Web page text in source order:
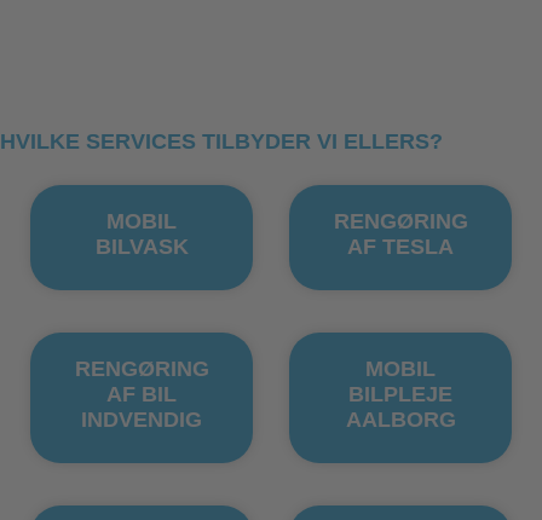
HVILKE SERVICES TILBYDER VI ELLERS?
MOBIL
BILVASK
RENGØRING
AF TESLA
RENGØRING
AF BIL
INDVENDIG
MOBIL
BILPLEJE
AALBORG